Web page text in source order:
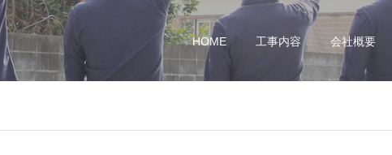
HOME 工事内容 会社概要